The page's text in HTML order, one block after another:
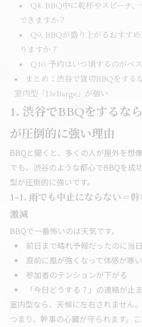
Q8. BBQ中に乾杯やスピーチ
できますか？
Q9. BBQが盛り上がるおすす
りますか？
Q10. 予約はいつ頃するのがベ
まとめ：渋谷で貸切BBQをする
室内型「DeBarge」が強い
1. 渋谷でBBQをするなら
が圧倒的に強い理由
BBQと聞くと、多くの人が屋外を想像
でも、渋谷のような都心でBBQを成
型が圧倒的に強いです。
1-1. 雨でも中止にならない＝
激減
BBQで一番怖いのは天気です。
前日まで晴れ予報だったのに当
直前に風が強くなって体感が寒い
参加者のテンションが下がる
「今日どうする？」の連絡が止
室内型なら、天候に左右されません。
つまり、幹事の心臓が守られます。